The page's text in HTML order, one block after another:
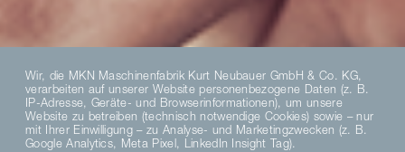
Wir, die MKN Maschinenfabrik Kurt Neubauer GmbH & Co. KG,
verarbeiten auf unserer Website personenbezogene Daten (z. B.
IP-Adresse, Geräte- und Browserinformationen), um unsere
Website zu betreiben (technisch notwendige Cookies) sowie – nur
mit Ihrer Einwilligung – zu Analyse- und Marketingzwecken (z. B.
Google Analytics, Meta Pixel, LinkedIn Insight Tag).